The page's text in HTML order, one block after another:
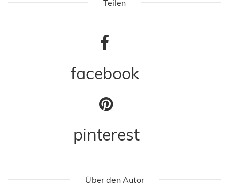
Teilen
facebook
pinterest
Über den Autor